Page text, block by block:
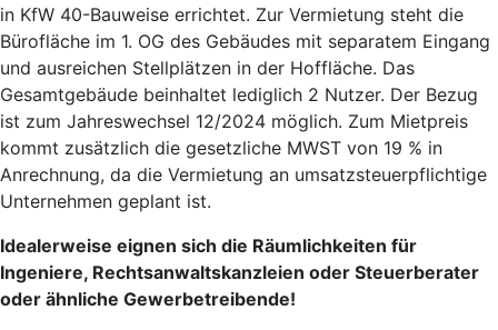
in KfW 40-Bauweise errichtet. Zur Vermietung steht die
Bürofläche im 1. OG des Gebäudes mit separatem Eingang
und ausreichen Stellplätzen in der Hoffläche. Das
Gesamtgebäude beinhaltet lediglich 2 Nutzer. Der Bezug
ist zum Jahreswechsel 12/2024 möglich. Zum Mietpreis
kommt zusätzlich die gesetzliche MWST von 19 % in
Anrechnung, da die Vermietung an umsatzsteuerpflichtige
Unternehmen geplant ist.
Idealerweise eignen sich die Räumlichkeiten für
Ingeniere, Rechtsanwaltskanzleien oder Steuerberater
oder ähnliche Gewerbetreibende!